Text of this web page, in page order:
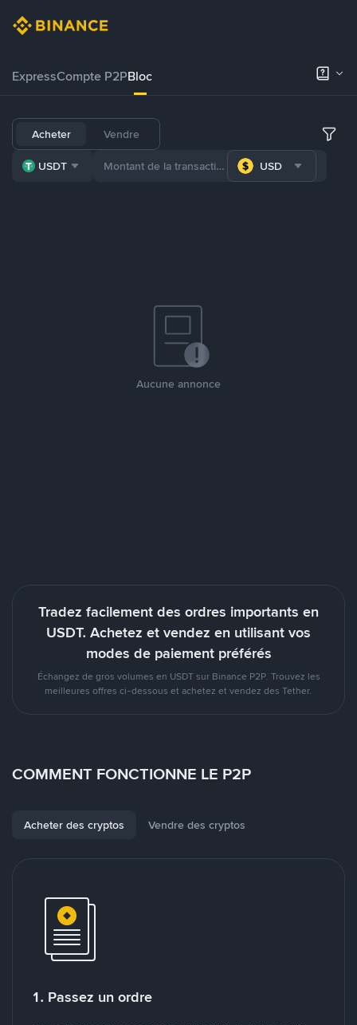
ExpressCompte P2PBloc
Acheter Vendre
USDT USD
Aucune annonce
Tradez facilement des ordres importants en
USDT. Achetez et vendez en utilisant vos
modes de paiement préférés
Échangez de gros volumes en USDT sur Binance P2P. Trouvez les
meilleures offres ci-dessous et achetez et vendez des Tether.
COMMENT FONCTIONNE LE P2P
Acheter des cryptos Vendre des cryptos
1. Passez un ordre